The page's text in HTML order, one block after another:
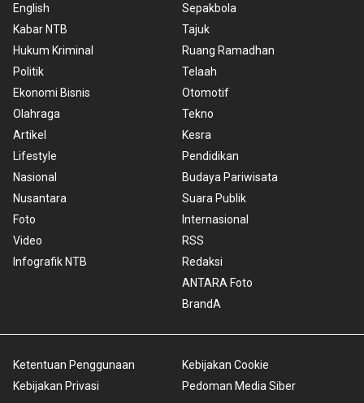
English
Kabar NTB
Hukum Kriminal
Politik
Ekonomi Bisnis
Olahraga
Artikel
Lifestyle
Nasional
Nusantara
Foto
Video
Infografik NTB
Sepakbola
Tajuk
Ruang Ramadhan
Telaah
Otomotif
Tekno
Kesra
Pendidikan
Budaya Pariwisata
Suara Publik
Internasional
RSS
Redaksi
ANTARA Foto
BrandA
Ketentuan Penggunaan
Kebijakan Privasi
Kebijakan Cookie
Pedoman Media Siber